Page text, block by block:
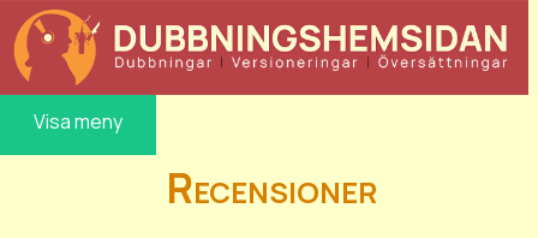
Visa meny
Recensioner